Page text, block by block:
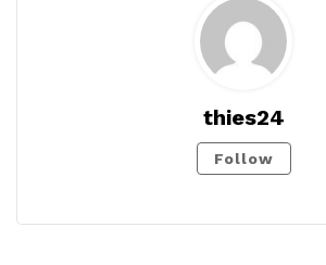
thies24
Follow